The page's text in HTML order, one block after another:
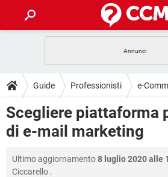
INTRATTENIMENTO
iOS
INSTAGRAM
HARDWARE
GUIDE
COVID-19
INTRATTENIMENTO
INSTAGRAM
DOWNLOAD
COVID-19
iOS
FORUM
COVID-19
GLOSSARIO
Guide Professionisti e-
Scegliere piattaforma
di e-mail marketing
Ultimo aggiornamento8 luglio 2020 alle
Ciccarello .